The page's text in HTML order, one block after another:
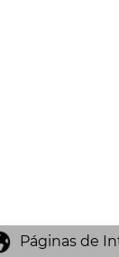
Páginas de